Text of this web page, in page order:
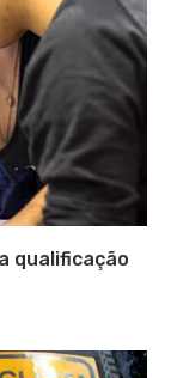
qualificação